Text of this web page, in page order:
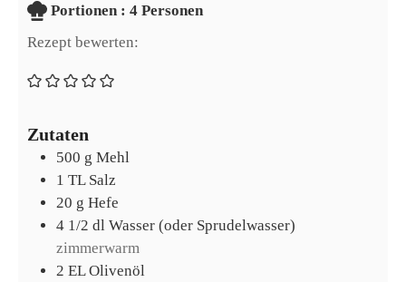
Portionen
Portionen :4 Personen
Rezept bewerten:
Zutaten
500 g Mehl
1 TL Salz
20 g Hefe
4 1/2 dl Wasser (oder Sprudelwasser)
zimmerwarm
2 EL Olivenöl